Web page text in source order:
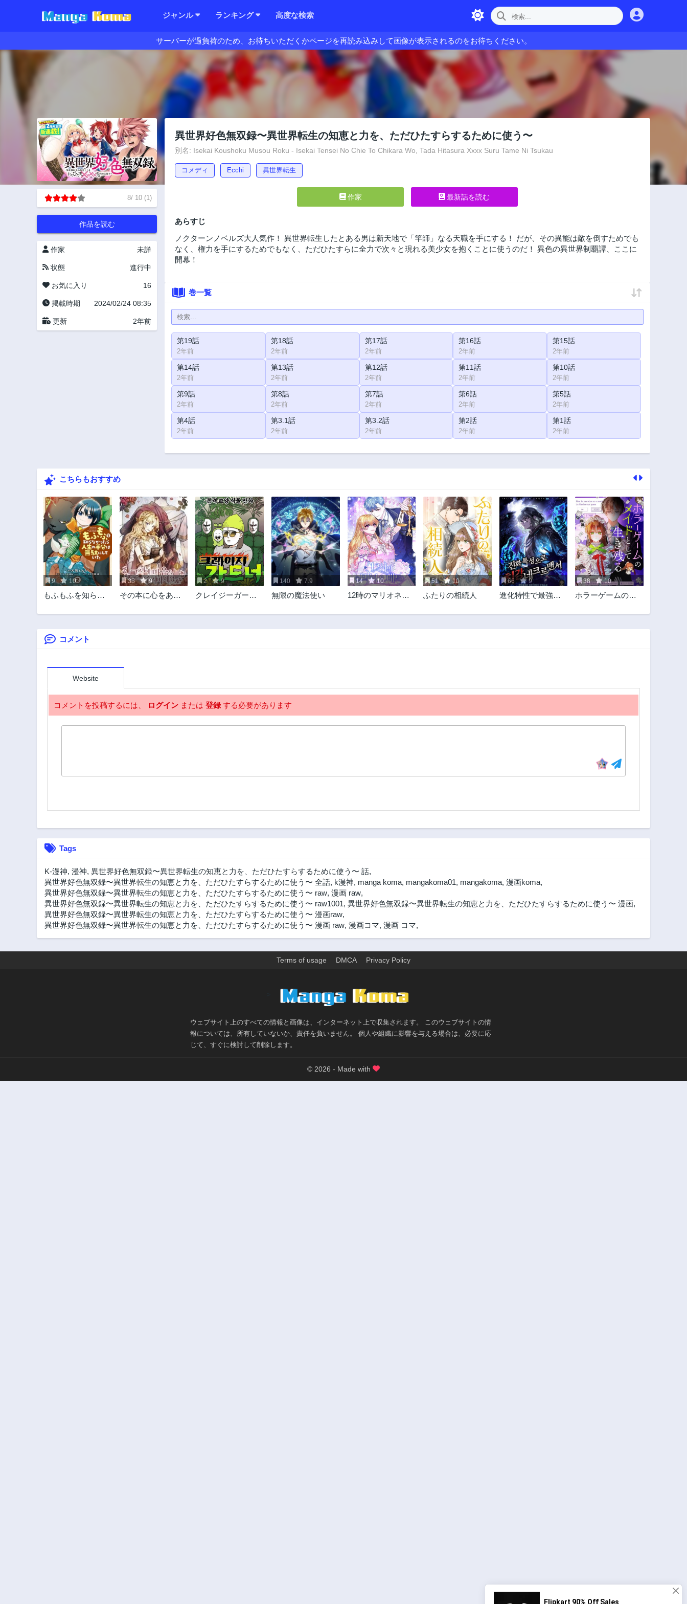
ジャンル ランキング 高度な検索
サーバーが過負荷のため、お待ちいただくかページを再読み込みして画像が表示されるのをお待ちください。
8/ 10 (1)
作品を読む
作家 未詳
状態 進行中
お気に入り 16
掲載時期 2024/02/24 08:35
更新 2年前
異世界好色無双録〜異世界転生の知恵と力を、ただひたすらするために使う〜
別名: Isekai Koushoku Musou Roku - Isekai Tensei No Chie To Chikara Wo, Tada Hitasura Xxxx Suru Tame Ni Tsukau
コメディ Ecchi 異世界転生
作家 最新話を読む
あらすじ
ノクターンノベルズ大人気作！ 異世界転生したとある男は新天地で「竿師」なる天職を手にする！ だが、その異能は敵を倒すためでも
なく、権力を手にするためでもなく、ただひたすらに全力で次々と現れる美少女を抱くことに使うのだ！ 異色の異世界制覇譚、ここに
開幕！
巻一覧
第19話
2年前
第18話
2年前
第17話
2年前
第16話
2年前
第15話
2年前
第14話
2年前
第13話
2年前
第12話
2年前
第11話
2年前
第10話
2年前
第9話
2年前
第8話
2年前
第7話
2年前
第6話
2年前
第5話
2年前
第4話
2年前
第3.1話
2年前
第3.2話
2年前
第2話
2年前
第1話
2年前
こちらもおすすめ
9 10
もふもふを知らな
分は無駄にしてい
38 9
その本に心をあげ
2 9
クレイジーガーデ
日常~
140 7.9
無限の魔法使い
14 10
12時のマリオネッ
51 10
ふたりの相続人
66 9
進化特性で最強ネ
38 10
ホラーゲームのメ
る
コメント
Website
コメントを投稿するには、 ログイン または 登録する必要があります
Tags
K-漫神, 漫神, 異世界好色無双録〜異世界転生の知恵と力を、ただひたすらするために使う〜 話,
異世界好色無双録〜異世界転生の知恵と力を、ただひたすらするために使う〜 全話, k漫神, manga koma, mangakoma01, mangakoma, 漫画koma,
異世界好色無双録〜異世界転生の知恵と力を、ただひたすらするために使う〜 raw, 漫画 raw,
異世界好色無双録〜異世界転生の知恵と力を、ただひたすらするために使う〜 raw1001, 異世界好色無双録〜異世界転生の知恵と力を、ただひたすらするために使う〜 漫画,
異世界好色無双録〜異世界転生の知恵と力を、ただひたすらするために使う〜 漫画raw,
異世界好色無双録〜異世界転生の知恵と力を、ただひたすらするために使う〜 漫画 raw, 漫画コマ, 漫画 コマ,
Terms of usage DMCA Privacy Policy
ウェブサイト上のすべての情報と画像は、インターネット上で収集されます。 このウェブサイトの情
報については、所有していないか、責任を負いません。 個人や組織に影響を与える場合は、必要に応
じて、すぐに検討して削除します。
© 2026 - Made with